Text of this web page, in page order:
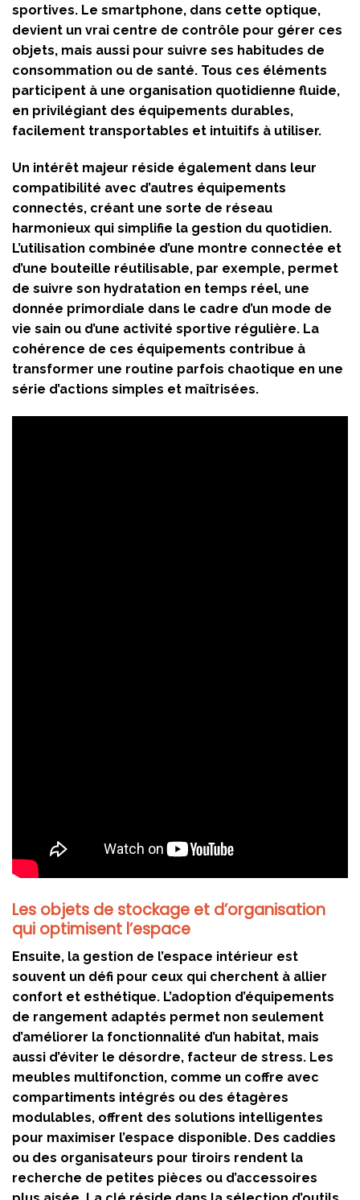
sportives. Le smartphone, dans cette optique,
devient un vrai centre de contrôle pour gérer ces
objets, mais aussi pour suivre ses habitudes de
consommation ou de santé. Tous ces éléments
participent à une organisation quotidienne fluide,
en privilégiant des équipements durables,
facilement transportables et intuitifs à utiliser.
Un intérêt majeur réside également dans leur
compatibilité avec d’autres équipements
connectés, créant une sorte de réseau
harmonieux qui simplifie la gestion du quotidien.
L’utilisation combinée d’une montre connectée et
d’une bouteille réutilisable, par exemple, permet
de suivre son hydratation en temps réel, une
donnée primordiale dans le cadre d’un mode de
vie sain ou d’une activité sportive régulière. La
cohérence de ces équipements contribue à
transformer une routine parfois chaotique en une
série d’actions simples et maîtrisées.
Les objets de stockage et d’organisation
qui optimisent l’espace
Ensuite, la gestion de l’espace intérieur est
souvent un défi pour ceux qui cherchent à allier
confort et esthétique. L’adoption d’équipements
de rangement adaptés permet non seulement
d’améliorer la fonctionnalité d’un habitat, mais
aussi d’éviter le désordre, facteur de stress. Les
meubles multifonction, comme un coffre avec
compartiments intégrés ou des étagères
modulables, offrent des solutions intelligentes
pour maximiser l’espace disponible. Des caddies
ou des organisateurs pour tiroirs rendent la
recherche de petites pièces ou d’accessoires